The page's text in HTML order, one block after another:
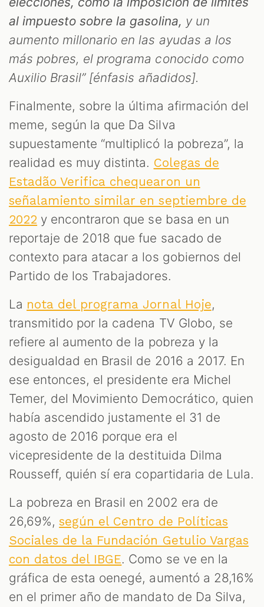
al impuesto sobre la gasolina, y un
aumento millonario en las ayudas a los
más pobres, el programa conocido como
Auxilio Brasil” [énfasis añadidos].
Finalmente, sobre la última afirmación del
meme, según la que Da Silva
supuestamente “multiplicó la pobreza”, la
realidad es muy distinta. Colegas de
Estadão Verifica chequearon un
señalamiento similar en septiembre de
2022 y encontraron que se basa en un
reportaje de 2018 que fue sacado de
contexto para atacar a los gobiernos del
Partido de los Trabajadores.
La nota del programa Jornal Hoje,
transmitido por la cadena TV Globo, se
refiere al aumento de la pobreza y la
desigualdad en Brasil de 2016 a 2017. En
ese entonces, el presidente era Michel
Temer, del Movimiento Democrático, quien
había ascendido justamente el 31 de
agosto de 2016 porque era el
vicepresidente de la destituida Dilma
Rousseff, quién sí era copartidaria de Lula.
La pobreza en Brasil en 2002 era de
26,69%,según el Centro de Políticas
Sociales de la Fundación Getulio Vargas
con datos del IBGE. Como se ve en la
gráfica de esta oenegé, aumentó a 28,16%
en el primer año de mandato de Da Silva,